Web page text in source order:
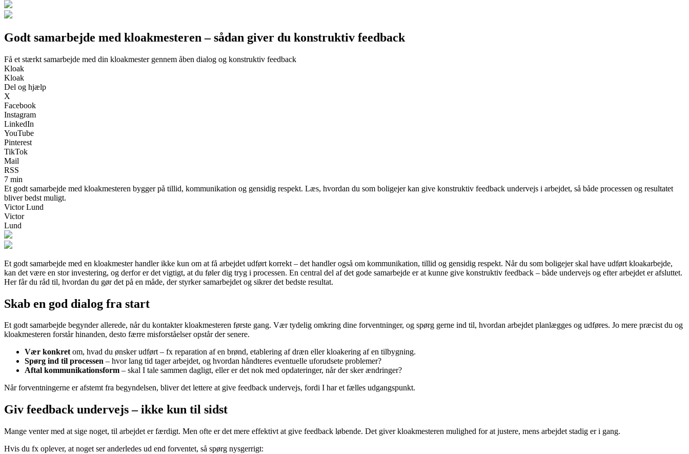
Godt samarbejde med kloakmesteren – sådan giver du konstruktiv feedback
Få et stærkt samarbejde med din kloakmester gennem åben dialog og konstruktiv feedback
Kloak
Kloak
Del og hjælp
X
Facebook
Instagram
LinkedIn
YouTube
Pinterest
TikTok
Mail
RSS
7 min
Et godt samarbejde med kloakmesteren bygger på tillid, kommunikation og gensidig respekt. Læs, hvordan du som boligejer kan give konstruktiv feedback undervejs i arbejdet, så både processen og resultatet
bliver bedst muligt.
Victor Lund
Victor
Lund
Et godt samarbejde med en kloakmester handler ikke kun om at få arbejdet udført korrekt – det handler også om kommunikation, tillid og gensidig respekt. Når du som boligejer skal have udført kloakarbejde,
kan det være en stor investering, og derfor er det vigtigt, at du føler dig tryg i processen. En central del af det gode samarbejde er at kunne give konstruktiv feedback – både undervejs og efter arbejdet er afsluttet.
Her får du råd til, hvordan du gør det på en måde, der styrker samarbejdet og sikrer det bedste resultat.
Skab en god dialog fra start
Et godt samarbejde begynder allerede, når du kontakter kloakmesteren første gang. Vær tydelig omkring dine forventninger, og spørg gerne ind til, hvordan arbejdet planlægges og udføres. Jo mere præcist du og
kloakmesteren forstår hinanden, desto færre misforståelser opstår der senere.
Vær konkretom, hvad du ønsker udført – fx reparation af en brønd, etablering af dræn eller kloakering af en tilbygning.
Spørg ind til processen – hvor lang tid tager arbejdet, og hvordan håndteres eventuelle uforudsete problemer?
Aftal kommunikationsform – skal I tale sammen dagligt, eller er det nok med opdateringer, når der sker ændringer?
Når forventningerne er afstemt fra begyndelsen, bliver det lettere at give feedback undervejs, fordi I har et fælles udgangspunkt.
Giv feedback undervejs – ikke kun til sidst
Mange venter med at sige noget, til arbejdet er færdigt. Men ofte er det mere effektivt at give feedback løbende. Det giver kloakmesteren mulighed for at justere, mens arbejdet stadig er i gang.
Hvis du fx oplever, at noget ser anderledes ud end forventet, så spørg nysgerrigt: